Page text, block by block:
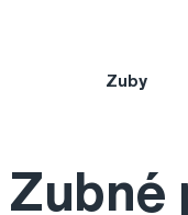
Zuby
Zubné